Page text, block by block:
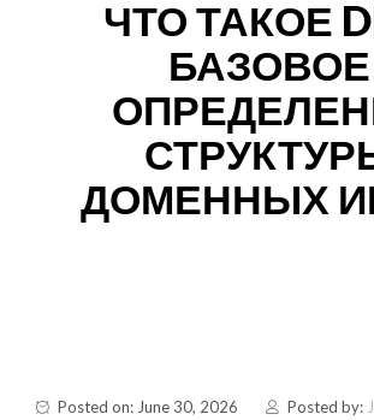
ЧТО ТАКОЕ
БАЗОВОЕ
ДОМЕННЫХ
Posted on: June 30, 2026 Posted by: